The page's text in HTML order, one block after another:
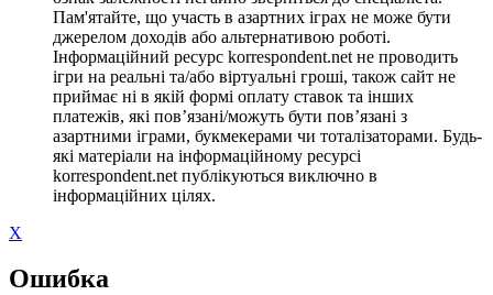
Пам'ятайте, що участь в азартних іграх не може бути
джерелом доходів або альтернативою роботі.
Інформаційний ресурс korrespondent.net не проводить
ігри на реальні та/або віртуальні гроші, також сайт не
приймає ні в якій формі оплату ставок та інших
платежів, які пов’язані/можуть бути пов’язані з
азартними іграми, букмекерами чи тоталізаторами. Будь-
які матеріали на інформаційному ресурсі
korrespondent.net публікуються виключно в
інформаційних цілях.
X
Ошибка